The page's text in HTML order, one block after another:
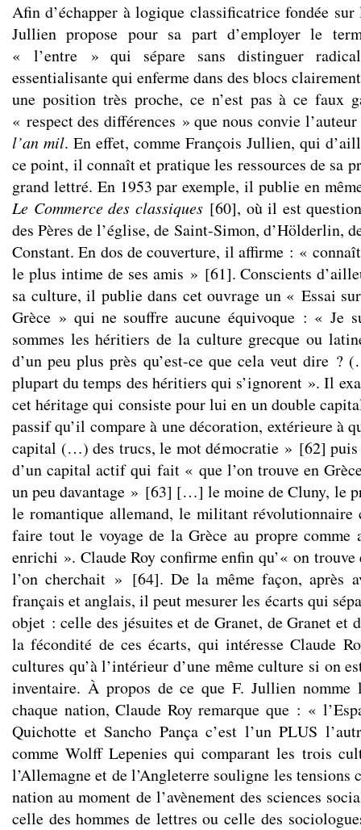
Afin d’échapper à logique classificatrice fondée
Jullien propose pour sa part d’employer le
« l’entre » qui sépare sans distinguer
essentialisante qui enferme dans des blocs
une position très proche, ce n’est pas à ce faux
« respect des différences » que nous convie
l’an mil. En effet, comme François Jullien, qui
ce point, il connaît et pratique les ressources de sa
grand lettré. En 1953 par exemple, il publie en
Le Commerce des classiques[60], où il est
des Pères de l’église, de Saint-Simon, d’Hölderlin,
Constant. En dos de couverture, il affirme : «
le plus intime de ses amis » [61]. Conscients
sa culture, il publie dans cet ouvrage un « Essai
Grèce » qui ne souffre aucune équivoque : « Je
sommes les héritiers de la culture grecque ou
d’un peu plus près qu’est-ce que cela veut dire ?
plupart du temps des héritiers qui s’ignorent ». Il
cet héritage qui consiste pour lui en un double
passif qu’il compare à une décoration, extérieure à
capital (…) des trucs, le mot démocratie » [62]
d’un capital actif qui fait « que l’on trouve en
un peu davantage » [63] […] le moine de Cluny, le
le romantique allemand, le militant révolutionnaire
faire tout le voyage de la Grèce au propre comme
enrichi ». Claude Roy confirme enfin qu’« on trouve
l’on cherchait » [64]. De la même façon, après
français et anglais, il peut mesurer les écarts qui
objet : celle des jésuites et de Granet, de Granet et
la fécondité de ces écarts, qui intéresse Claude
cultures qu’à l’intérieur d’une même culture si on
inventaire. À propos de ce que F. Jullien nomme
chaque nation, Claude Roy remarque que : «
Quichotte et Sancho Pança c’est l’un PLUS
comme Wolff Lepenies qui comparant les trois
l’Allemagne et de l’Angleterre souligne les tensions
nation au moment de l’avènement des sciences
celle des hommes de lettres ou celle des